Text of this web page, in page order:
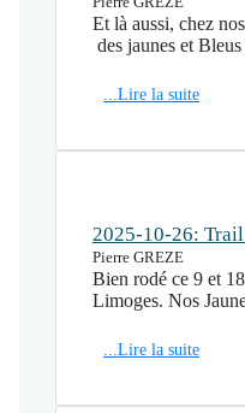
Et là aussi, chez
des jaunes et
...Lire la suite
2025-10-26:
Pierre GREZE
Bien rodé ce 9 et
Limoges. Nos
...Lire la suite